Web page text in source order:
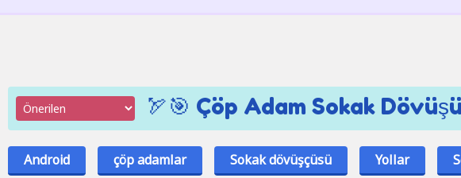
🏹🎯 Çöp Adam Sokak
Android çöp adamlar Sokak dövüşçüsü Yollar